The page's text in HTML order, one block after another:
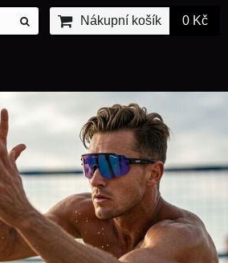
Nákupní košík 0 Kč